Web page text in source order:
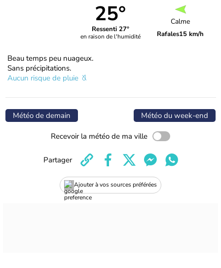
25°
Ressenti 27°
en raison de l'humidité
Calme
Rafales15 km/h
Beau temps peu nuageux.
Sans précipitations.
Aucun risque de pluie
Météo de demain Météo du week-end
Recevoir la météo de ma ville
Ajouter à vos sources préférées
Partager